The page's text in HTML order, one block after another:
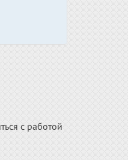
с работой